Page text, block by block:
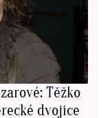
Těžko
dvojice